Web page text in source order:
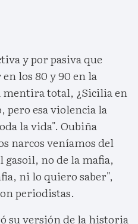
y por pasiva que
los 80 y 90 en la
mentira total, ¿Sicilia en
pero esa violencia la
la vida". Oubiña
narcos veníamos del
gasoil, no de la mafia,
ni lo quiero saber",
periodistas.
su versión de la historia